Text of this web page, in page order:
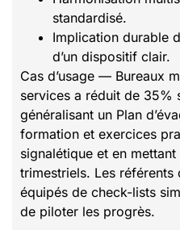
standardisé.
Implication durable
d’un dispositif clair.
Cas d’usage — Bureaux
services a réduit de 35%
généralisant un Plan
formation et exercices
signalétique et en
trimestriels. Les
équipés de check-lists
de piloter les progrès.